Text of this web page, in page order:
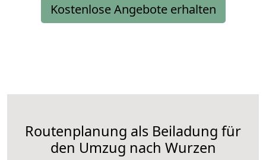
Kostenlose Angebote erhalten
Routenplanung als Beiladung für
den Umzug nach Wurzen